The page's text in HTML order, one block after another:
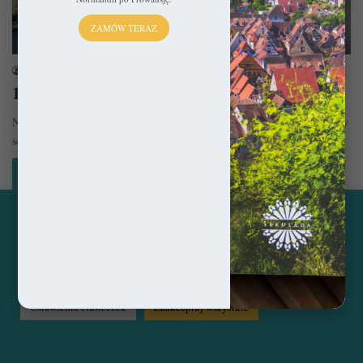
Bałkany
10 najpiękniejszych miejsc w Chorwacji
Nie ulega wątpliwości, że Chorwacja już od dekad niezmiennie króluje w
sercach naszych rodaków. Czy można się temu dziwić? Chyba…
© Copyright 2014 - 2026, All Rights Reserved by sekulada.com
PinterestInstagram
Ta strona korzysta z ciasteczek, aby świadczyć usługi na
najwyższym poziomie. Klikając opcję "Zaakceptuj wszystkie"
zgadzasz się na użycie wszystkich ciasteczek. Możesz również
przejść do "Ustawień Ciasteczek", aby zgodzić się tylko na
Czytaj więcej...
Ustawienia ciasteczek Zaakceptuj wszystkie
ZAMÓW TERAZ